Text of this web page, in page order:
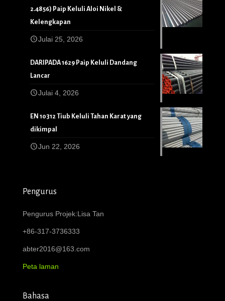
2.4856) Paip Keluli Aloi Nikel &
Kelengkapan
Julai 25, 2026
DARIPADA 1629 Paip Keluli Dandang
Lancar
Julai 4, 2026
EN 10312 Tiub Keluli Tahan Karat yang
dikimpal
Jun 22, 2026
Pengurus
Pengurus Projek:Lisa Tan
+86-317-3736333
abter2016@163.com
Peta laman
Bahasa